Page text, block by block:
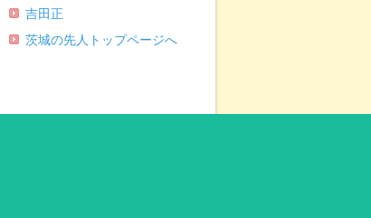
吉田正
茨城の先人トップページへ